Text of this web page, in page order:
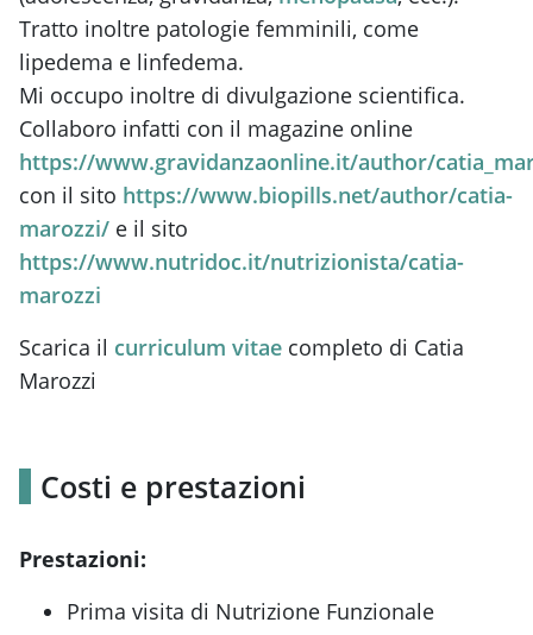
Tratto inoltre patologie femminili, come
lipedema e linfedema.
Mi occupo inoltre di divulgazione scientifica.
Collaboro infatti con il magazine online
https://www.gravidanzaonline.it/author/
con il sito https://www.biopills.net/author/catia-
marozzi/ e il sito
https://www.nutridoc.it/nutrizionista/catia-
marozzi
Scarica il curriculum vitae completo di Catia
Marozzi
Costi e prestazioni
Prestazioni:
Prima visita di Nutrizione Funzionale